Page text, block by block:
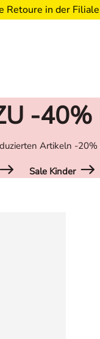
Retoure in der Filiale
-40%
Artikeln -
Sale Kinder